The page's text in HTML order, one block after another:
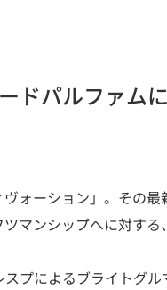
ドパルファム
ォーション」。その
マンシップへに対す
プによるブライトグ